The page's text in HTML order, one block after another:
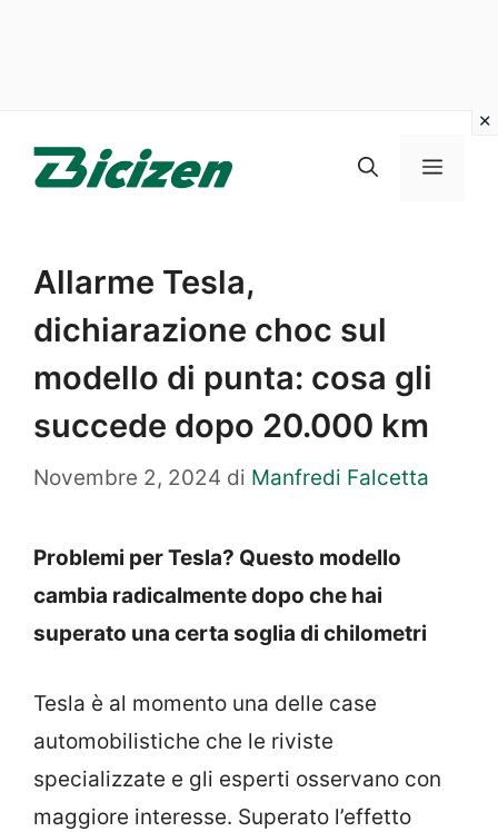
Menu
Allarme Tesla,
dichiarazione choc sul
modello di punta: cosa gli
succede dopo 20.000 km
Novembre 2, 2024 di Manfredi Falcetta
Problemi per Tesla? Questo modello
cambia radicalmente dopo che hai
superato una certa soglia di chilometri
Tesla è al momento una delle case
automobilistiche che le riviste
specializzate e gli esperti osservano con
maggiore interesse. Superato l’effetto